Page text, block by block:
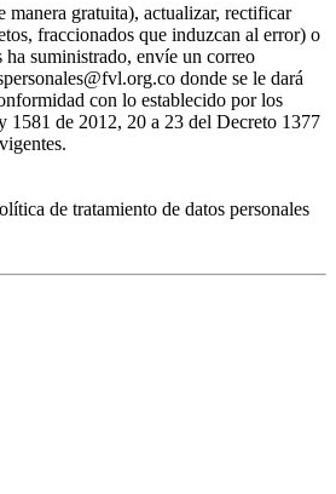
manera gratuita), actualizar, rectificar
fraccionados que induzcan al error) o
suministrado, envíe un correo
donde se le dará
con lo establecido por los
1581 de 2012, 20 a 23 del Decreto 1377
de tratamiento de datos personales